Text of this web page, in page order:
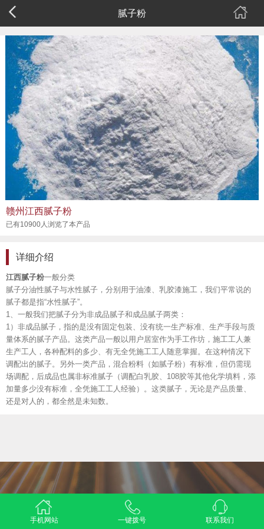
腻子粉
赣州江西腻子粉
已有10900人浏览了本产品
详细介绍
江西腻子粉一般分类
腻子分油性腻子与水性腻子，分别用于油漆、乳胶漆施工，我们平常说的
腻子都是指“水性腻子”。
1、一般我们把腻子分为非成品腻子和成品腻子两类：
1）非成品腻子，指的是没有固定包装、没有统一生产标准、生产手段与质
量体系的腻子产品。这类产品一般以用户居室作为手工作坊，施工工人兼
生产工人，各种配料的多少、有无全凭施工工人随意掌握。在这种情况下
调配出的腻子。另外一类产品，混合粉料（如腻子粉）有标准，但仍需现
场调配，后成品也属非标准腻子（调配白乳胶、108胶等其他化学填料，添
加量多少没有标准，全凭施工工人经验）。这类腻子，无论是产品质量、
还是对人的，都全然是未知数。
手机网站 一键拨号 联系我们